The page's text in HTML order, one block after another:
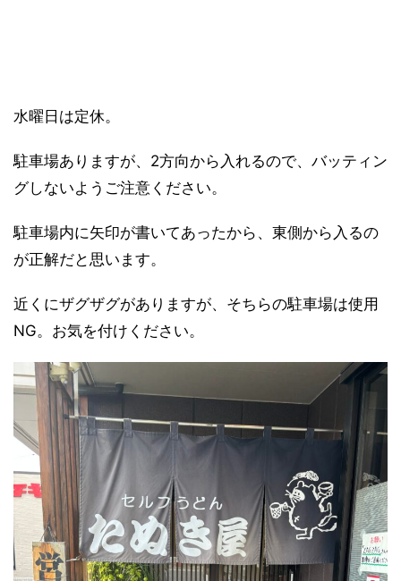
水曜日は定休。
駐車場ありますが、2方向から入れるので、バッティン
グしないようご注意ください。
駐車場内に矢印が書いてあったから、東側から入るの
が正解だと思います。
近くにザグザグがありますが、そちらの駐車場は使用
NG。お気を付けください。